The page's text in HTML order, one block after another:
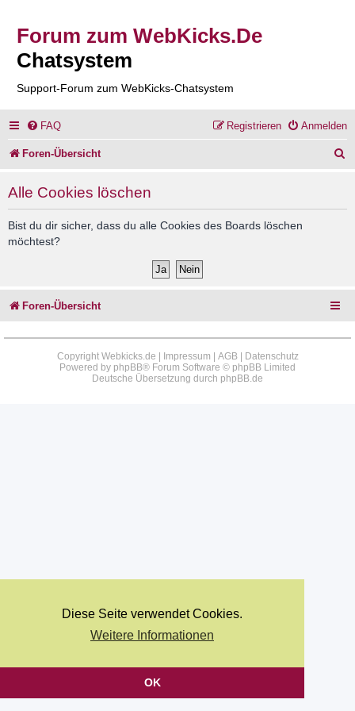
Diese Seite verwendet Cookies.
Weitere Informationen
OK
Forum zum WebKicks.De
Chatsystem
Support-Forum zum WebKicks-Chatsystem
FAQ Anmelden
Registrieren
Foren-Übersicht
Alle Cookies löschen
Bist du dir sicher, dass du alle Cookies des Boards löschen
möchtest?
Foren-Übersicht
Copyright Webkicks.de | Impressum AGB|
Datenschutz
Powered by phpBB® Forum Software © phpBB Limited
Deutsche Übersetzung durch phpBB.de